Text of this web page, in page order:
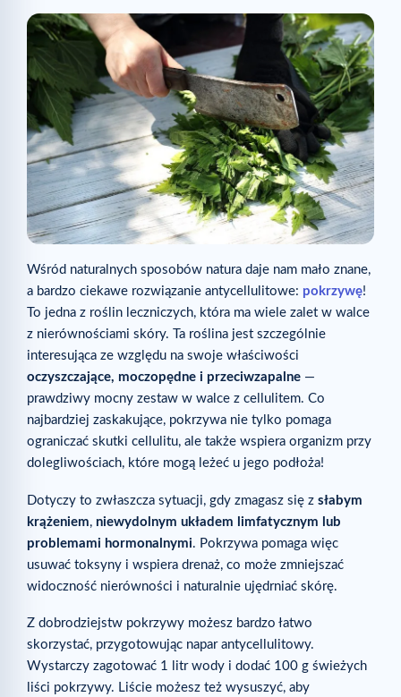
Wśród naturalnych sposobów natura daje nam mało znane,
a bardzo ciekawe rozwiązanie antycellulitowe: pokrzywę!
To jedna z roślin leczniczych, która ma wiele zalet w walce
z nierównościami skóry. Ta roślina jest szczególnie
interesująca ze względu na swoje właściwości
oczyszczające, moczopędne i przeciwzapalne —
prawdziwy mocny zestaw w walce z cellulitem. Co
najbardziej zaskakujące, pokrzywa nie tylko pomaga
ograniczać skutki cellulitu, ale także wspiera organizm przy
dolegliwościach, które mogą leżeć u jego podłoża!
Dotyczy to zwłaszcza sytuacji, gdy zmagasz się z słabym
krążeniem, niewydolnym układem limfatycznym lub
problemami hormonalnymi. Pokrzywa pomaga więc
usuwać toksyny i wspiera drenaż, co może zmniejszać
widoczność nierówności i naturalnie ujędrniać skórę.
Z dobrodziejstw pokrzywy możesz bardzo łatwo
skorzystać, przygotowując napar antycellulitowy.
Wystarczy zagotować 1 litr wody i dodać 100 g świeżych
liści pokrzywy. Liście możesz też wysuszyć, aby